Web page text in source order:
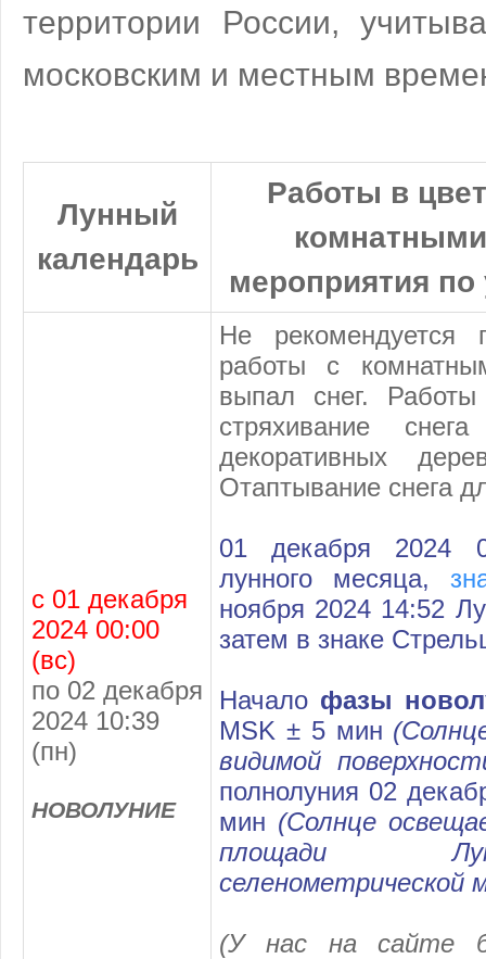
территории России,
московским и местным
Лунный
календарь
Работы в
мероприятия по
с 01 декабря
2024 00:00
(вс)
по 02 декабря
2024 10:39
(пн)
НОВОЛУНИЕ
Не рекомендуется
работы с
выпал снег.
стряхивание
декоративных
Отаптывание снега
01 декабря 2024
лунного месяца,
ноября 2024 14:52
затем в знаке
Начало фазы
MSK ± 5 мин
видимой
полнолуния 02
мин (Солнце
площади
(У нас на сайте